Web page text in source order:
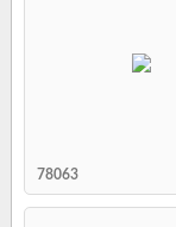
78063